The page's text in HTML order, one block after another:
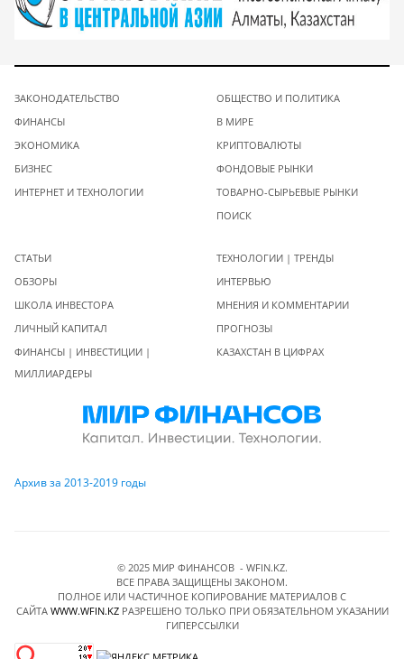
ЗАКОНОДАТЕЛЬСТВО
ФИНАНСЫ
ЭКОНОМИКА
БИЗНЕС
ИНТЕРНЕТ И ТЕХНОЛОГИИ
ОБЩЕСТВО И ПОЛИТИКА
В МИРЕ
КРИПТОВАЛЮТЫ
ФОНДОВЫЕ РЫНКИ
ТОВАРНО-СЫРЬЕВЫЕ РЫНКИ
ПОИСК
СТАТЬИ
ОБЗОРЫ
ШКОЛА ИНВЕСТОРА
ЛИЧНЫЙ КАПИТАЛ
ФИНАНСЫ | ИНВЕСТИЦИИ |
МИЛЛИАРДЕРЫ
ТЕХНОЛОГИИ | ТРЕНДЫ
ИНТЕРВЬЮ
МНЕНИЯ И КОММЕНТАРИИ
ПРОГНОЗЫ
КАЗАХСТАН В ЦИФРАХ
Архив за 2013-2019 годы
© 2025 МИР ФИНАНСОВ - WFIN.KZ.
ВСЕ ПРАВА ЗАЩИЩЕНЫ ЗАКОНОМ.
ПОЛНОЕ ИЛИ ЧАСТИЧНОЕ КОПИРОВАНИЕ МАТЕРИАЛОВ C
САЙТА WWW.WFIN.KZРАЗРЕШЕНО ТОЛЬКО ПРИ ОБЯЗАТЕЛЬНОМ УКАЗАНИИ
ГИПЕРССЫЛКИ